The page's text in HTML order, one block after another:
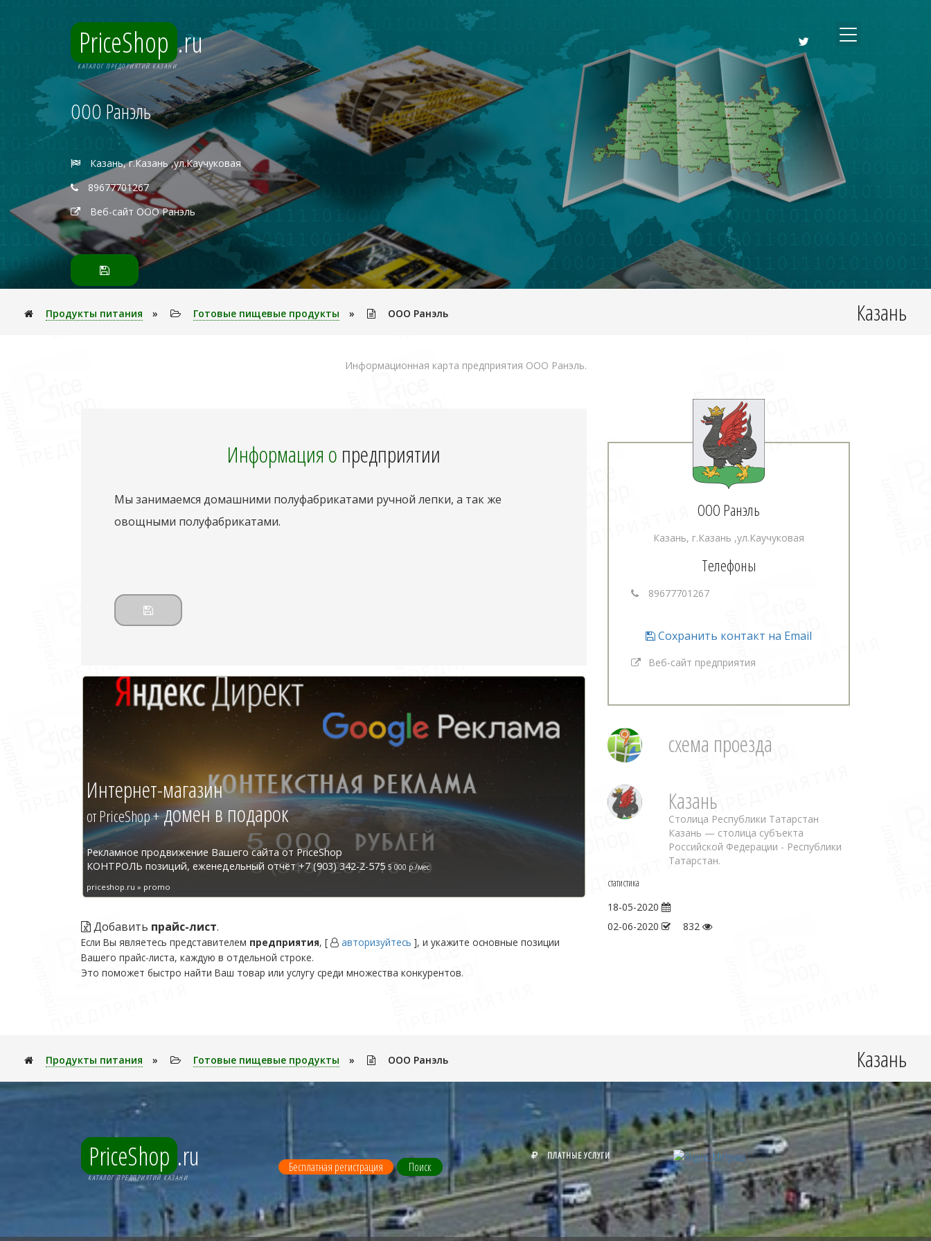
PriceShop .ru
КАТАЛОГ ПРЕДПРИЯТИЙ КАЗАНИ
ООО Ранэль
Казань, г.Казань ,ул.Каучуковая
89677701267
Веб-сайт ООО Ранэль
Продукты питания » Готовые пищевые продукты » ООО Ранэль Казань
Информационная карта предприятия ООО Ранэль.
Информация о предприятии
Мы занимаемся домашними полуфабрикатами ручной лепки, а так же
овощными полуфабрикатами.
Интернет-магазин
от PriceShop +домен в подарок
Рекламное продвижение Вашего сайта от PriceShop
КОНТРОЛЬ позиций, еженедельный отчёт +7 (903) 342-2-575 5 000 р./мес
priceshop.ru » promo
Добавить прайс-лист.
Если Вы являетесь представителем предприятия, [ авторизуйтесь ], и укажите основные позиции
Вашего прайс-листа, каждую в отдельной строке.
Это поможет быстро найти Ваш товар или услугу среди множества конкурентов.
ООО Ранэль
Казань, г.Казань ,ул.Каучуковая
Телефоны
89677701267
Сохранить контакт на Email
Веб-сайт предприятия
схема проезда
Казань
Столица Республики Татарстан
Казань — столица субъекта
Российской Федерации - Республики
Татарстан.
статистика
18-05-2020
02-06-2020
832
Продукты питания » Готовые пищевые продукты » ООО Ранэль Казань
PriceShop .ru
КАТАЛОГ ПРЕДПРИЯТИЙ КАЗАНИ
Бесплатная регистрация Поиск
ПЛАТНЫЕ УСЛУГИ